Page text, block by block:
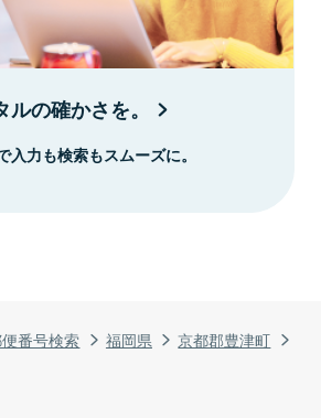
番号検索 福岡県
京都郡豊津町
の確かさを。
入力も検索もスムーズに。